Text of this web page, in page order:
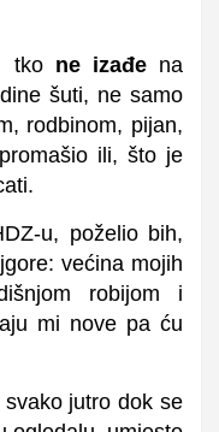
tko ne izađena
šuti, ne samo
rodbinom, pijan,
ili, što je
u, poželio bih,
većina mojih
robijom i
mi nove pa ću
jutro dok se